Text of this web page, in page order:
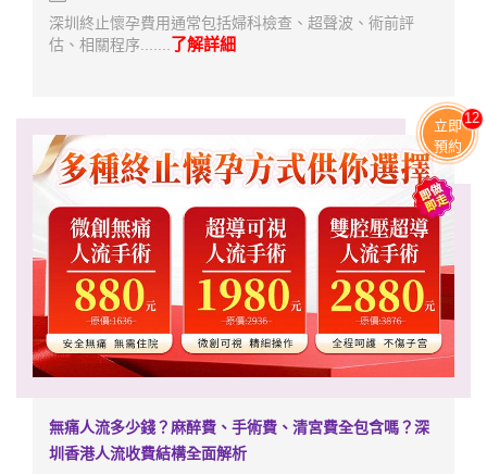
深圳終止懷孕費用通常包括婦科檢查、超聲波、術前評
估、相關程序....... 了解詳細
無痛人流多少錢？麻醉費、手術費、清宮費全包含嗎？深
圳香港人流收費結構全面解析
立即
預約
13